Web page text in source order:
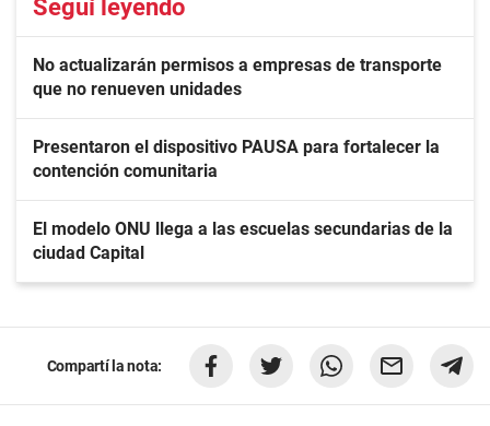
Seguí leyendo
No actualizarán permisos a empresas de transporte
que no renueven unidades
Presentaron el dispositivo PAUSA para fortalecer la
contención comunitaria
El modelo ONU llega a las escuelas secundarias de la
ciudad Capital
Compartí la nota: